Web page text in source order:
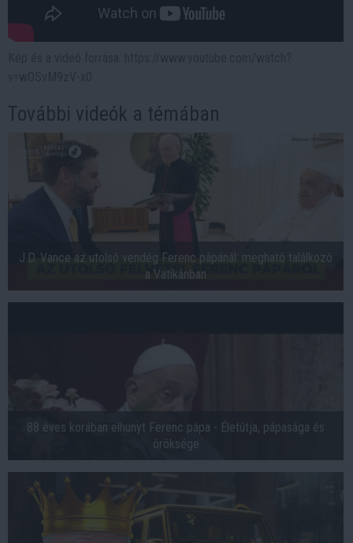
További videók a témában
J.D. Vance az utolsó vendég Ferenc pápánál: megható találkozó
a Vatikánban
88 éves korában elhunyt Ferenc pápa - Életútja, pápasága és
öröksége